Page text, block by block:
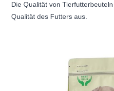
Die Qualität von
Qualität des Futters aus.